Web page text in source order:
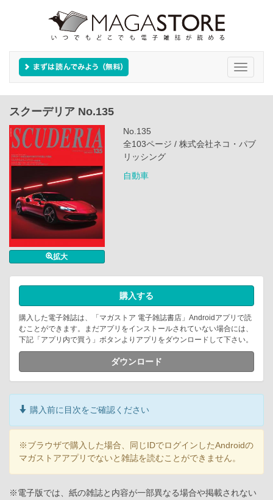
Toggle
スクーデリア No.135
拡大
No.135
全103ページ / 株式会社ネコ・パブ
リッシング
自動車
購入する
購入した電子雑誌は、「マガストア 電子雑誌書店」Androidアプリで読
むことができます。まだアプリをインストールされていない場合には、
下記「アプリ内で買う」ボタンよりアプリをダウンロードして下さい。
ダウンロード
購入前に目次をご確認ください
※ブラウザで購入した場合、同じIDでログインしたAndroidの
マガストアアプリでないと雑誌を読むことができません。
※電子版では、紙の雑誌と内容が一部異なる場合や掲載されない